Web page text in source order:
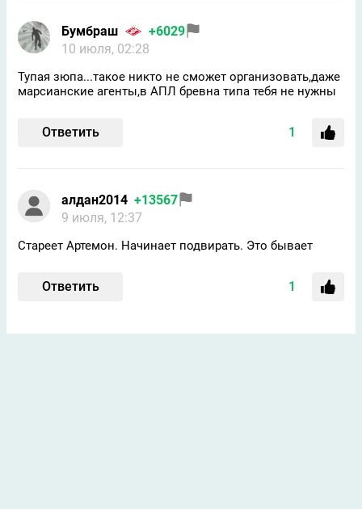
Бумбраш
+6029
10 июля, 02:28
Тупая зюпа...такое никто не сможет организовать,даже
марсианские агенты,в АПЛ бревна типа тебя не нужны
Ответить 1
алдан2014 +13567
9 июля, 12:37
Стареет Артемон. Начинает подвирать. Это бывает
Ответить 1